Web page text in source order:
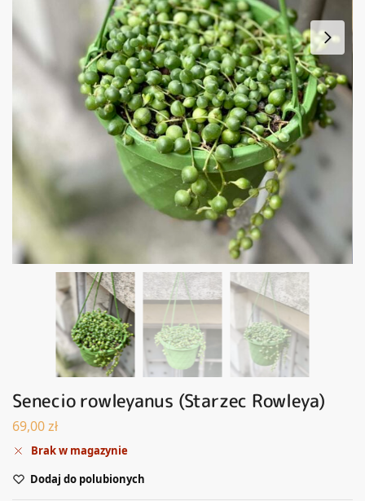
Senecio rowleyanus (Starzec Rowleya)
69,00zł
Brak w magazynie
Dodaj do polubionych